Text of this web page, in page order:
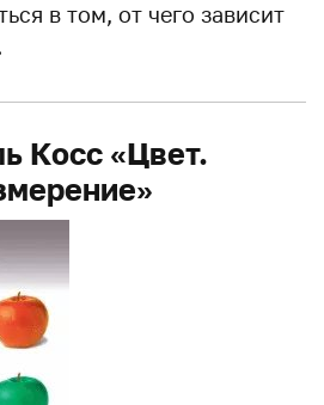
в том, от чего зависит
Косс «Цвет.